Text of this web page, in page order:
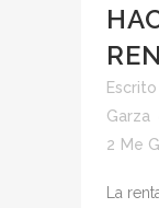
Garza
2 Me
La